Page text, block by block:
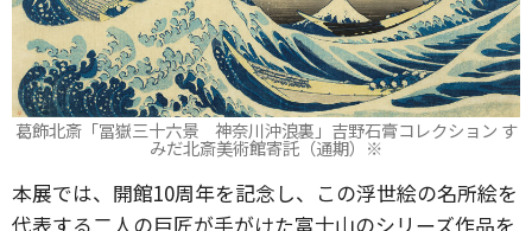
葛飾北斎「冨嶽三十六景 神奈川沖浪裏」吉野石膏コレクション す
みだ北斎美術館寄託（通期）※
本展では、開館10周年を記念し、この浮世絵の名所絵を
代表する二人の巨匠が手がけた富士山のシリーズ作品を